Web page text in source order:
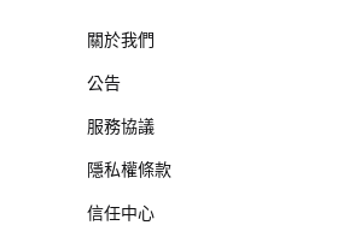
關於我們
公告
服務協議
隱私權條款
信任中心